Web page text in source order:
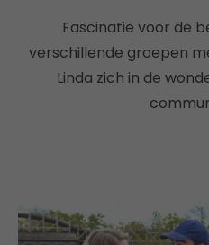
Fascinatie voor de
verschillende groepen
Linda zich in de